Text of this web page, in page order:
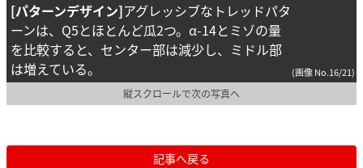
[パターンデザイン]アグレッシブなトレッドパタ
ーンは、Q5とほとんど瓜2つ。α-14とミゾの量
を比較すると、センター部は減少し、ミドル部
は増えている。
(画像 No.16/21)
縦スクロールで次の写真へ
記事へ戻る